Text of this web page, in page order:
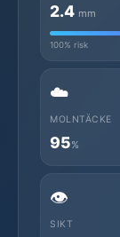
2.4 mm
100% risk
☁️
MOLNTÄCKE
95%
👁️
SIKT